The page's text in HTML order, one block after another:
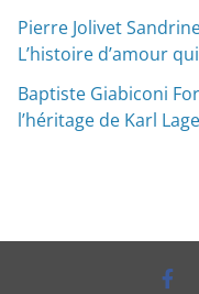
Pierre Jolivet
L’histoire d’amour
Baptiste Giabiconi
l’héritage de Karl